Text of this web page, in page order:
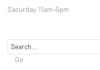
Saturday 11am–5pm
Go